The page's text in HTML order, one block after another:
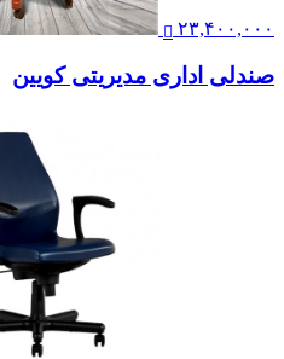
۲۳,۴۰۰,۰۰۰
صندلی اداری مدیریتی کویین